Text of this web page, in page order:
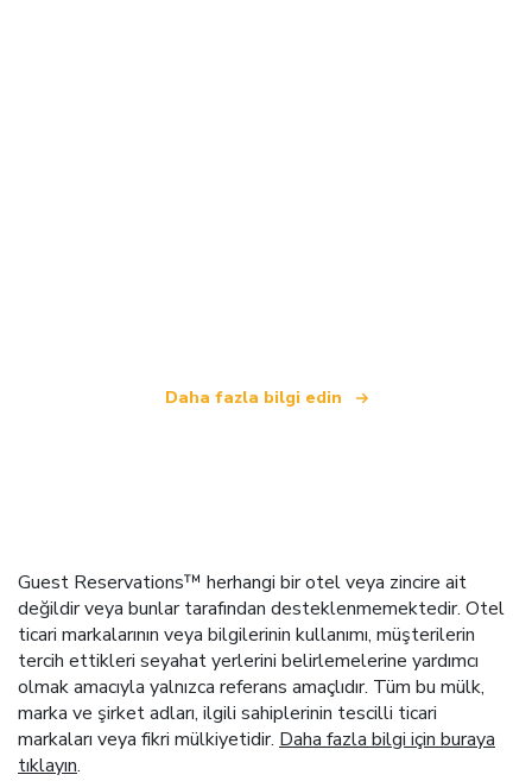
Daha fazla bilgi edin
Guest Reservations™ herhangi bir otel veya zincire ait
değildir veya bunlar tarafından desteklenmemektedir. Otel
ticari markalarının veya bilgilerinin kullanımı, müşterilerin
tercih ettikleri seyahat yerlerini belirlemelerine yardımcı
olmak amacıyla yalnızca referans amaçlıdır. Tüm bu mülk,
marka ve şirket adları, ilgili sahiplerinin tescilli ticari
markaları veya fikri mülkiyetidir. Daha fazla bilgi için buraya
tıklayın.